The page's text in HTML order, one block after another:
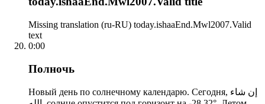
Missing translation (ru-RU) today.ishaaEnd.Mwl2007.Valid
text
0:00
Полночь
Новый день по солнечному календарю. Сегодня, إن شاء